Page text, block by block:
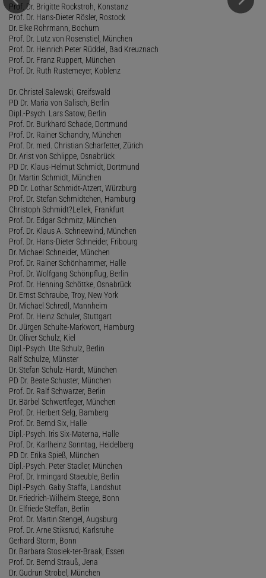
Prof. Dr. Brigitte Rockstroh, Konstanz
Prof. Dr. Hans-Dieter Rösler, Rostock
Dr. Elke Rohrmann, Bochum
Prof. Dr. Lutz von Rosenstiel, München
Prof. Dr. Heinrich Peter Rüddel, Bad Kreuznach
Prof. Dr. Franz Ruppert, München
Prof. Dr. Ruth Rustemeyer, Koblenz
Dr. Christel Salewski, Greifswald
PD Dr. Maria von Salisch, Berlin
Dipl.-Psych. Lars Satow, Berlin
Prof. Dr. Burkhard Schade, Dortmund
Prof. Dr. Rainer Schandry, München
Prof. Dr. med. Christian Scharfetter, Zürich
Dr. Arist von Schlippe, Osnabrück
PD Dr. Klaus-Helmut Schmidt, Dortmund
Dr. Martin Schmidt, München
PD Dr. Lothar Schmidt-Atzert, Würzburg
Prof. Dr. Stefan Schmidtchen, Hamburg
Christoph Schmidt?Lellek, Frankfurt
Prof. Dr. Edgar Schmitz, München
Prof. Dr. Klaus A. Schneewind, München
Prof. Dr. Hans-Dieter Schneider, Fribourg
Dr. Michael Schneider, München
Prof. Dr. Rainer Schönhammer, Halle
Prof. Dr. Wolfgang Schönpflug, Berlin
Prof. Dr. Henning Schöttke, Osnabrück
Dr. Ernst Schraube, Troy, New York
Dr. Michael Schredl, Mannheim
Prof. Dr. Heinz Schuler, Stuttgart
Dr. Jürgen Schulte-Markwort, Hamburg
Dr. Oliver Schulz, Kiel
Dipl.-Psych. Ute Schulz, Berlin
Ralf Schulze, Münster
Dr. Stefan Schulz-Hardt, München
PD Dr. Beate Schuster, München
Prof. Dr. Ralf Schwarzer, Berlin
Dr. Bärbel Schwertfeger, München
Prof. Dr. Herbert Selg, Bamberg
Prof. Dr. Bernd Six, Halle
Dipl.-Psych. Iris Six-Materna, Halle
Prof. Dr. Karlheinz Sonntag, Heidelberg
PD Dr. Erika Spieß, München
Dipl.-Psych. Peter Stadler, München
Prof. Dr. Irmingard Staeuble, Berlin
Dipl.-Psych. Gaby Staffa, Landshut
Dr. Friedrich-Wilhelm Steege, Bonn
Dr. Elfriede Steffan, Berlin
Prof. Dr. Martin Stengel, Augsburg
Prof. Dr. Arne Stiksrud, Karlsruhe
Gerhard Storm, Bonn
Dr. Barbara Stosiek-ter-Braak, Essen
Prof. Dr. Bernd Strauß, Jena
Dr. Gudrun Strobel, München